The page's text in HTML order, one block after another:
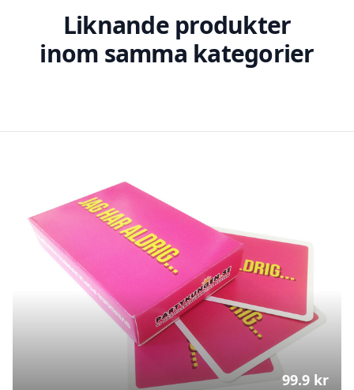
Liknande produkter
inom samma kategorier
99.9 kr